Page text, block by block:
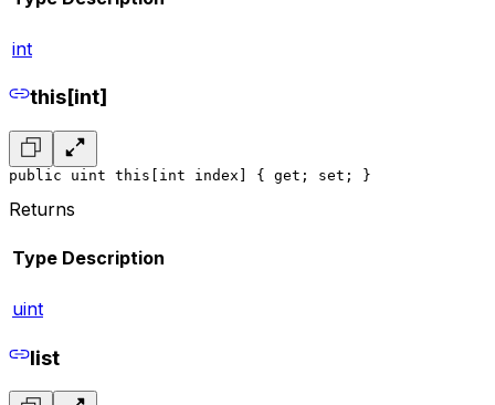
int
this[int]
public uint this[int index] { get; set; }
Returns
Type Description
uint
list